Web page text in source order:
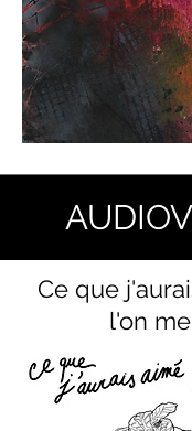
Ce que
l'on